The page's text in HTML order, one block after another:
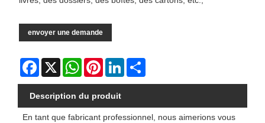
envoyer une demande
Facebook
X WhatsAppPinterestLinkedIn
Description du produit
En tant que fabricant professionnel, nous aimerions vous